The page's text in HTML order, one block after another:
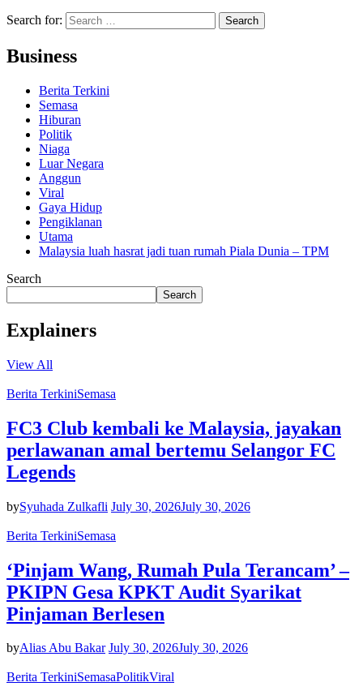
Search for:
Business
Berita Terkini
Semasa
Hiburan
Politik
Niaga
Luar Negara
Anggun
Viral
Gaya Hidup
Pengiklanan
Utama
Malaysia luah hasrat jadi tuan rumah Piala Dunia – TPM
Search
Search
Explainers
View All
Berita TerkiniSemasa
FC3 Club kembali ke Malaysia, jayakan
perlawanan amal bertemu Selangor FC
Legends
bySyuhada Zulkafli July 30, 2026July 30, 2026
Berita TerkiniSemasa
‘Pinjam Wang, Rumah Pula Terancam’ –
PKIPN Gesa KPKT Audit Syarikat
Pinjaman Berlesen
byAlias Abu Bakar July 30, 2026July 30, 2026
Berita TerkiniSemasaPolitikViral